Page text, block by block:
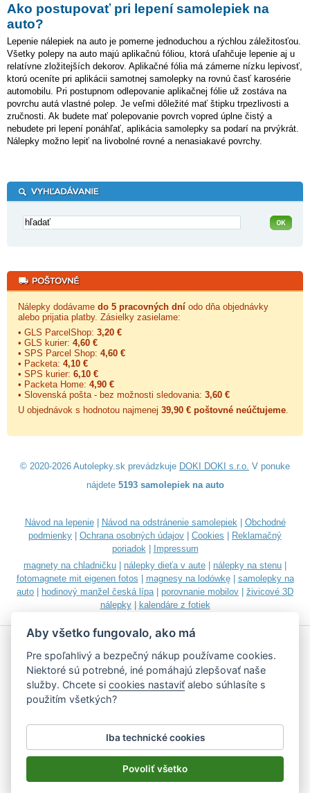
Ako postupovať pri lepení samolepiek na
auto?
Lepenie nálepiek na auto je pomerne jednoduchou a rýchlou záležitosťou.
Všetky polepy na auto majú aplikačnú fóliou, ktorá uľahčuje lepenie aj u
relatívne zložitejších dekorov. Aplikačné fólia má zámerne nízku lepivosť,
ktorú oceníte pri aplikácii samotnej samolepky na rovnú časť karosérie
automobilu. Pri postupnom odlepovanie aplikačnej fólie už zostáva na
povrchu autá vlastné polep. Je veľmi dôležité mať štipku trpezlivosti a
zručnosti. Ak budete mať polepovanie povrch vopred úplne čistý a
nebudete pri lepení ponáhľať, aplikácia samolepky sa podarí na prvýkrát.
Nálepky možno lepiť na livobolné rovné a nenasiakavé povrchy.
Nálepky dodávame do 5 pracovných dní odo dňa objednávky
alebo prijatia platby. Zásielky zasielame:
• GLS ParcelShop: 3,20 €
• GLS kurier: 4,60 €
• SPS Parcel Shop: 4,60 €
• Packeta: 4,10 €
• SPS kurier: 6,10 €
• Packeta Home: 4,90 €
• Slovenská pošta - bez možnosti sledovania: 3,60 €
U objednávok s hodnotou najmenej 39,90 € poštovné neúčtujeme
© 2020-2026 Autolepky.sk prevádzkuje DOKI DOKI s.r.o. V ponuke
nájdete 5193 samolepiek na auto
Návod na lepenie| Návod na odstránenie samolepiek| Obchodné
podmienky
Ochrana osobných údajov Cookies
Reklamačný
poriadok|
Impressum
magnety na chladničku
nálepky dieťa v aute nálepky na stenu
fotomagnete mit eigenen fotos
magnesy na lodówkę| samolepky na
auto
hodinový manžel česká lípa| porovnanie mobilov
živicové 3D
nálepky| kalendáre z fotiek
Akceptujeme všetky bežné platobné karty
Podľa zákona o evidencii tržieb je predávajúci povinný vystaviť
kupujúcemu účtenku.
Zároveň je povinný zaevidovať prijatú tržbu u správcu dane on-line; v
prípade technického výpadku potom najneskôr do 48 hodín.
Aby všetko fungovalo, ako má
Pre spoľahlivý a bezpečný nákup používame cookies.
Niektoré sú potrebné, iné pomáhajú zlepšovať naše
služby. Chcete sicookies nastaviť alebo súhlasíte s
použitím všetkých?
Iba technické cookies
Povoliť všetko